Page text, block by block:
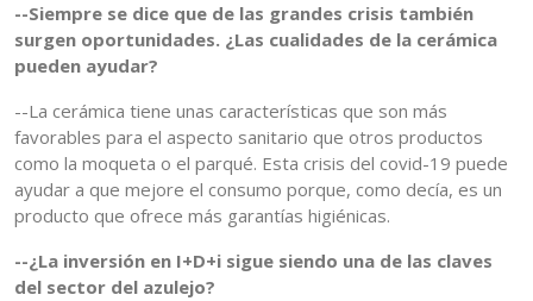
--Siempre se dice que de las grandes crisis también
surgen oportunidades. ¿Las cualidades de la cerámica
pueden ayudar?
--La cerámica tiene unas características que son más
favorables para el aspecto sanitario que otros productos
como la moqueta o el parqué. Esta crisis del covid-19 puede
ayudar a que mejore el consumo porque, como decía, es un
producto que ofrece más garantías higiénicas.
--¿La inversión en I+D+i sigue siendo una de las claves
del sector del azulejo?